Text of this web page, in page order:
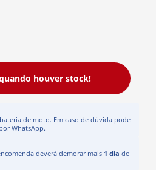
houver stock!
de moto. Em caso de dúvida pode
WhatsApp.
deverá demorar mais 1 dia do